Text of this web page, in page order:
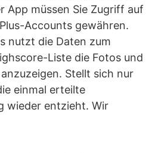
App müssen Sie Zugriff auf
Accounts gewähren.
nutzt die Daten zum
Liste die Fotos und
Stellt sich nur
einmal erteilte
wieder entzieht. Wir